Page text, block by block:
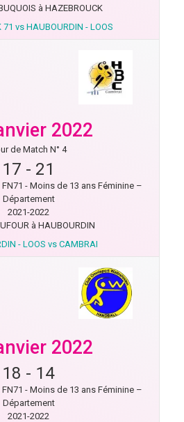
à HAZEBROUCK
71 vs HAUBOURDIN - LOOS
2022
de Match N° 4
17 - 21
FN71 - Moins de 13 ans Féminine –
Département
2021-2022
à HAUBOURDIN
- LOOS vs CAMBRAI
2022
18 - 14
FN71 - Moins de 13 ans Féminine –
Département
2021-2022